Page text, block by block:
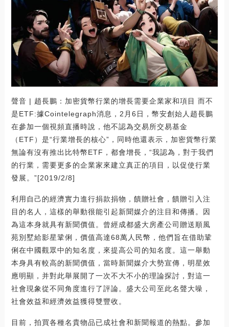
聲音 | 趙長鵬：加密貨幣行業的增長需要企業家和項目 而不
是ETF:據Cointelegraph消息，2月6日，幣安創始人趙長鵬
在參加一個視頻直播時說，他不認為交易所交易基金
（ETF）是“行業增長的核心”，同時他還表示，加密貨幣行業
無論有沒有推出比特幣ETF，都會增長，“我認為，對于我們
的行業，需要更多的企業家來建立真正的項目，以促使行業
發展。”[2019/2/8]
利用自己的經濟實力進行捐款捐物，饋贈社會，饋贈引入注
目的名人，這樣的舉動很能引起新聞媒介的注目和傳播。因
為這本身就具有新聞價值。曾經成都盛大房產公司贈送順風
苑別墅給影星鞏俐，價值高達68萬人民幣，他們旨在借助鞏
俐在中國觀眾中的知名度，來提高公司的知名度。這一舉動
本身具有較高的新聞價值，當時新聞媒介大勢宣傳，明星效
應明顯，并對此舉展開了一次不大不小的理論探討，對這一
社會現象從不同角度進行了評論。盛大公司至此名聲大噪，
社會效益和經濟效益獲得雙豐收。
目前，拍買各種名貴物品已成社會和新聞報道的熱點。參加